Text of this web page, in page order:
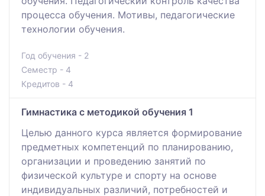
процесса обучения. Мотивы, педагогические
технологии обучения.
Год обучения - 2
Семестр - 4
Кредитов - 4
Гимнастика с методикой обучения 1
Целью данного курса является формирование
предметных компетенций по планированию,
организации и проведению занятий по
физической культуре и спорту на основе
индивидуальных различий, потребностей и